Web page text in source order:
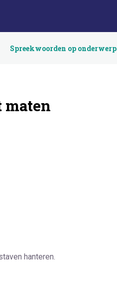
Spreekwoorden op onderwerp
maten
hanteren.